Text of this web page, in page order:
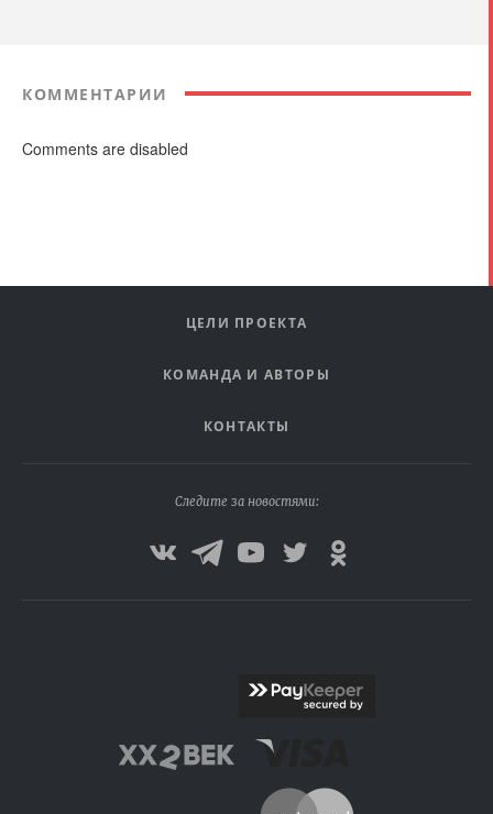
КОММЕНТАРИИ
Comments are disabled
ЦЕЛИ ПРОЕКТА
КОМАНДА И АВТОРЫ
КОНТАКТЫ
Следите за новостями: